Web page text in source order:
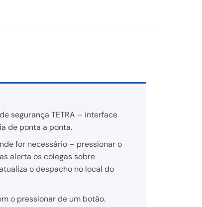
segurança TETRA – interface
de ponta a ponta.
for necessário – pressionar o
alerta os colegas sobre
o despacho no local do
o pressionar de um botão.